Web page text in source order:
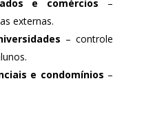
e comércios –
externas.
– controle
e condomínios –